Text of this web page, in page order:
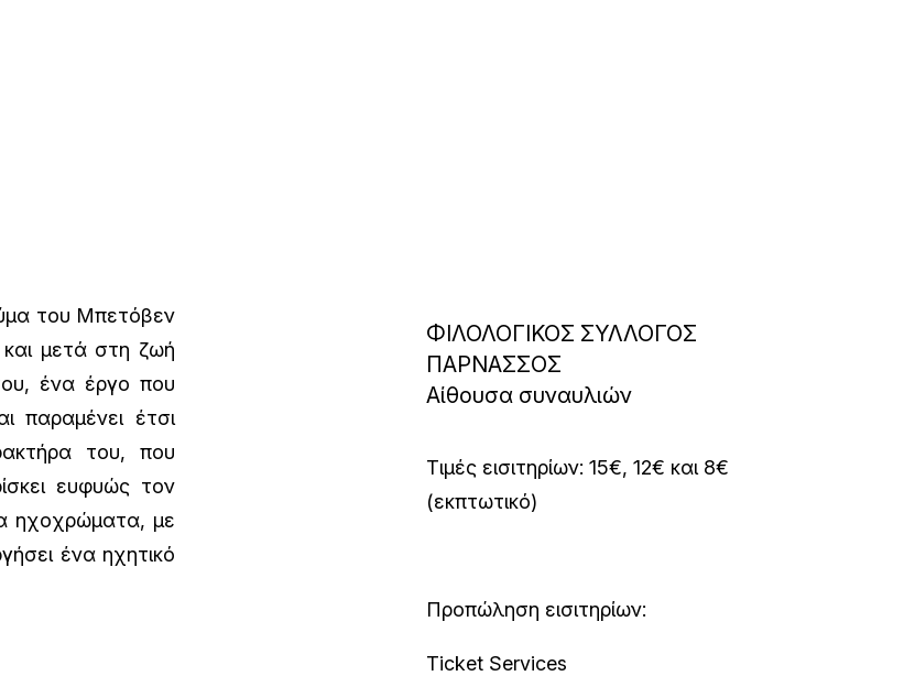
του Μπετόβεν
μετά στη ζωή
ένα έργο που
παραμένει έτσι
του, που
ευφυώς τον
ηχοχρώματα, με
ένα ηχητικό
ΦΙΛΟΛΟΓΙΚΟΣ ΣΥΛΛΟΓΟΣ
ΠΑΡΝΑΣΣΟΣ
Αίθουσα συναυλιών
Τιμές εισιτηρίων: 15€, 12€ και 8€
(εκπτωτικό)
Προπώληση εισιτηρίων:
Ticket Services